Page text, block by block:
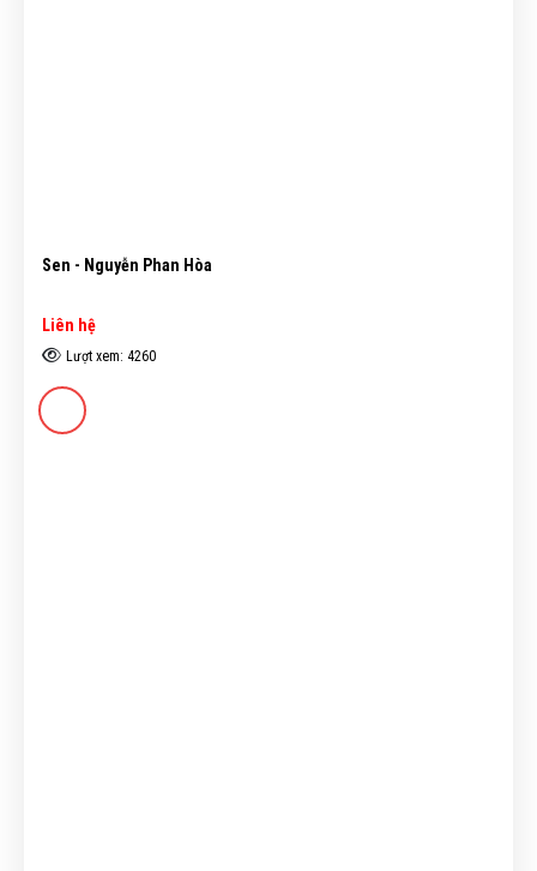
Sen - Nguyễn Phan Hòa
Liên hệ
Lượt xem: 4260